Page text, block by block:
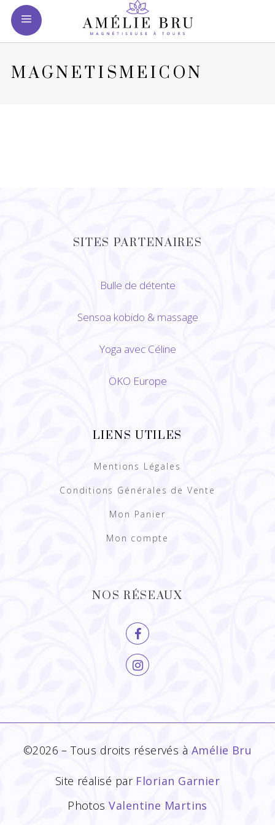
MAGNETISMEICON
SITES PARTENAIRES
Bulle de détente
Sensoa kobido &massage
Yoga avec Céline
ÖKO Europe
LIENS UTILES
Mentions Légales
Conditions Générales de Vente
Mon Panier
Mon compte
NOS RÉSEAUX
©2026 – Tous droits réservés à Amélie Bru
Site réalisé par Florian Garnier
PhotosValentine Martins